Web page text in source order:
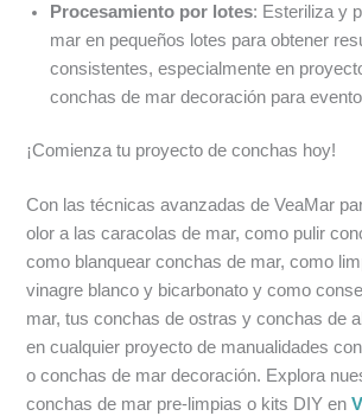
Procesamiento por lotes: Esteriliza y
mar en pequeños lotes para obtener
consistentes, especialmente en
conchas de mar decoración para
¡Comienza tu proyecto de conchas hoy!
Con las técnicas avanzadas de VeaMar
olor a las caracolas de mar, como pulir
como blanquear conchas de mar, como
vinagre blanco y bicarbonato y como
mar, tus conchas de ostras y conchas de
en cualquier proyecto de manualidades
o conchas de mar decoración. Explora
conchas de mar pre-limpias o kits DIY en